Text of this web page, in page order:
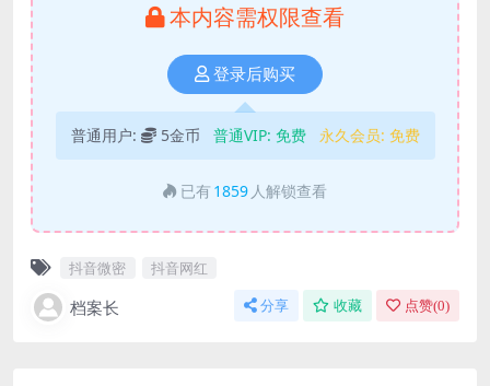
本内容需权限查看
登录后购买
普通用户: 5金币 普通VIP: 免费 永久会员: 免费
已有 1859 人解锁查看
抖音微密 抖音网红
档案长 分享 收藏 点赞(0)